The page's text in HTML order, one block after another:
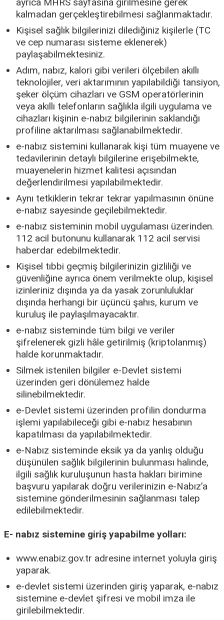
ayrıca MHRS sayfasına girilmesine gerek
kalmadan gerçekleştirebilmesi sağlanmaktadır.
Kişisel sağlık bilgilerinizi dilediğiniz kişilerle (TC
ve cep numarası sisteme eklenerek)
paylaşabilmektesiniz.
Adım, nabız, kalori gibi verileri ölçebilen akıllı
teknolojiler, veri aktarımının yapılabildiği tansiyon,
şeker ölçüm cihazları ve GSM operatörlerinin
veya akıllı telefonların sağlıkla ilgili uygulama ve
cihazları kişinin e-nabız bilgilerinin saklandığı
profiline aktarılması sağlanabilmektedir.
e-nabız sistemini kullanarak kişi tüm muayene ve
tedavilerinin detaylı bilgilerine erişebilmekte,
muayenelerin hizmet kalitesi açısından
değerlendirilmesi yapılabilmektedir.
Aynı tetkiklerin tekrar tekrar yapılmasının önüne
e-nabız sayesinde geçilebilmektedir.
e-nabız sisteminin mobil uygulaması üzerinden.
112 acil butonunu kullanarak 112 acil servisi
haberdar edebilmektedir.
Kişisel tıbbi geçmiş bilgilerinizin gizliliği ve
güvenliğine ayrıca önem verilmekte olup, kişisel
izinleriniz dışında ya da yasak zorunluluklar
dışında herhangi bir üçüncü şahıs, kurum ve
kuruluş ile paylaşılmayacaktır.
e-nabız sisteminde tüm bilgi ve veriler
şifrelenerek gizli hâle getirilmiş (kriptolanmış)
halde korunmaktadır.
Silmek istenilen bilgiler e-Devlet sistemi
üzerinden geri dönülemez halde
silinebilmektedir.
e-Devlet sistemi üzerinden profilin dondurma
işlemi yapılabileceği gibi e-nabız hesabının
kapatılması da yapılabilmektedir.
e-Nabız sisteminde eksik ya da yanlış olduğu
düşünülen sağlık bilgilerinin bulunması halinde,
ilgili sağlık kuruluşunun hasta hakları birimine
başvuru yapılarak doğru verilerinizin e-Nabız’a
sistemine gönderilmesinin sağlanması talep
edilebilmektedir.
E- nabız sistemine giriş yapabilme yolları:
www.enabiz.gov.tr adresine internet yoluyla giriş
yaparak.
e-devlet sistemi üzerinden giriş yaparak, e-nabız
sistemine e-devlet şifresi ve mobil imza ile
girilebilmektedir.